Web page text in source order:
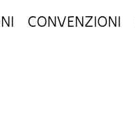
CONVENZIONI